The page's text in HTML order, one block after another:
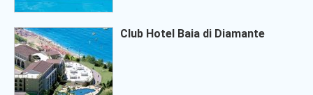
Club Hotel Baia di Diamante